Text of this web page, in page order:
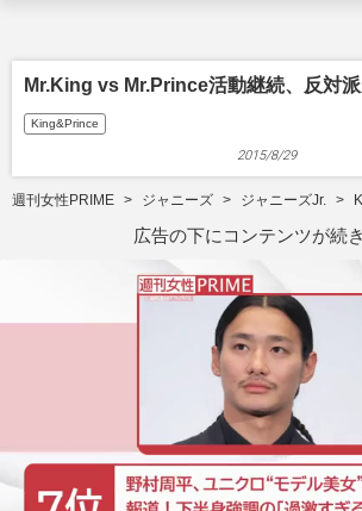
Mr.King vs Mr.Prince活動継続、反対
King&Prince
2015/8/29
週刊女性PRIME ジャニーズ ジャニーズJr.
広告の下にコンテンツが続